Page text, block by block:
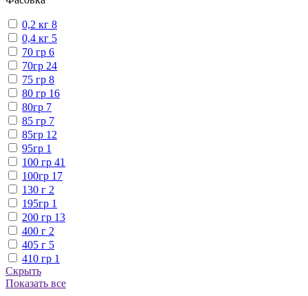
0,2 кг 8
0,4 кг 5
70 гр 6
70гр 24
75 гр 8
80 гр 16
80гр 7
85 гр 7
85гр 12
95гр 1
100 гр 41
100гр 17
130 г 2
195гр 1
200 гр 13
400 г 2
405 г 5
410 гр 1
Скрыть
Показать все